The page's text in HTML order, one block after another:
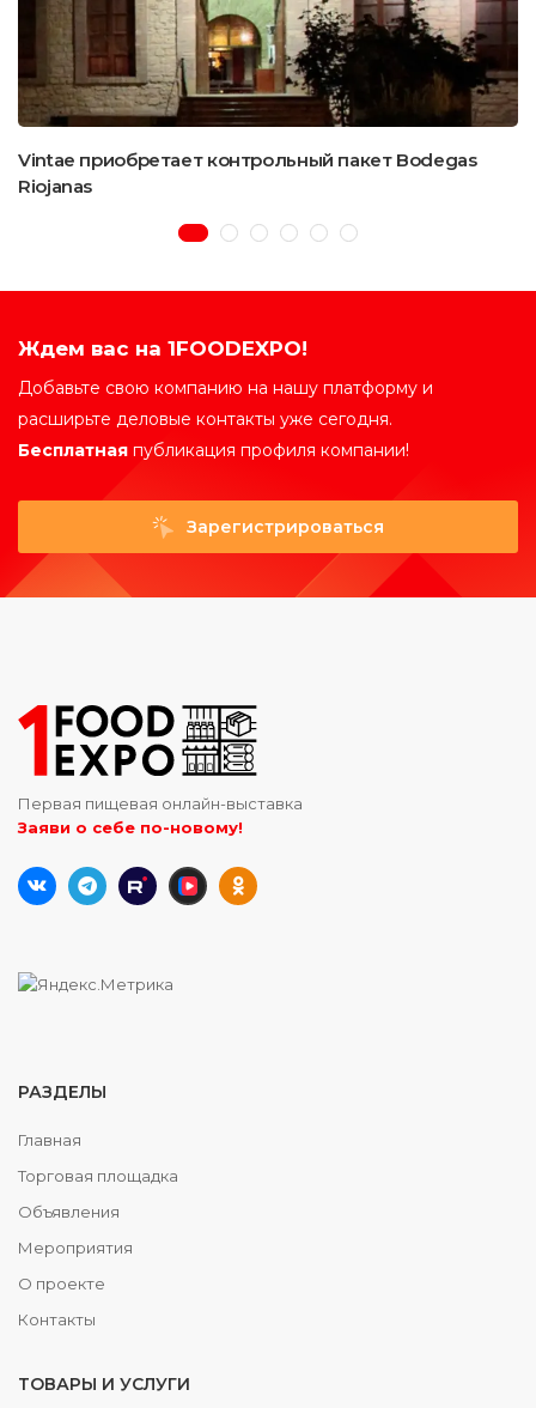
Vintae приобретает контрольный пакет Bodegas
Riojanas
Ждем вас на 1FOODEXPO!
Добавьте свою компанию на нашу платформу и
расширьте деловые контакты уже сегодня.
Бесплатная публикация профиля компании!
Зарегистрироваться
Первая пищевая онлайн-выставка
Заяви о себе по-новому!
РАЗДЕЛЫ
Главная
Торговая площадка
Объявления
Мероприятия
О проекте
Контакты
ТОВАРЫ И УСЛУГИ